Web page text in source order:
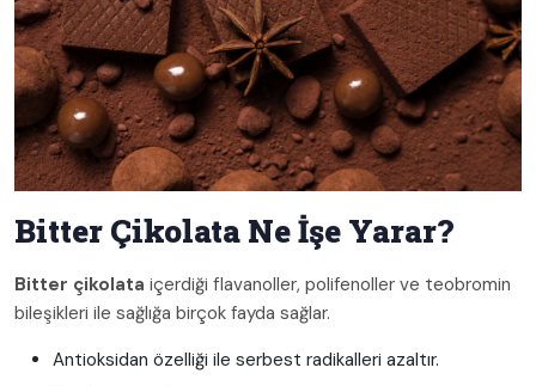
Bitter Çikolata Ne İşe Yarar?
Bitter çikolata içerdiği flavanoller, polifenoller ve teobromin
bileşikleri ile sağlığa birçok fayda sağlar.
Antioksidan özelliği ile serbest radikalleri azaltır.